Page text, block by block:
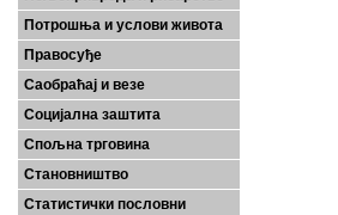
Потрошња и услови живота
Правосуђе
Саобраћај и везе
Социјална заштита
Спољна трговина
Становништво
Статистички пословни